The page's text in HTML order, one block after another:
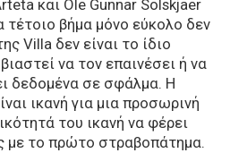
και Ole Gunnar Solskjaer
τέτοιο βήμα μόνο εύκολο δεν
Villa δεν είναι το ίδιο
να τον επαινέσει ή να
δεδομένα σε σφάλμα. Η
ικανή για μια προσωρινή
του ικανή να φέρει
με το πρώτο στραβοπάτημα.